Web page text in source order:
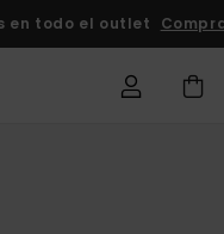
en todo el outlet